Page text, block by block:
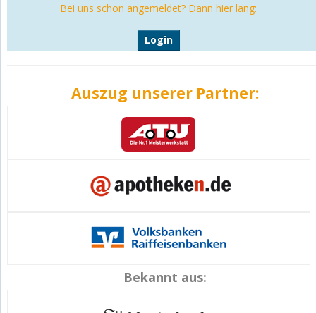
Bei uns schon angemeldet? Dann hier lang:
Login
Auszug unserer Partner:
Bekannt aus: